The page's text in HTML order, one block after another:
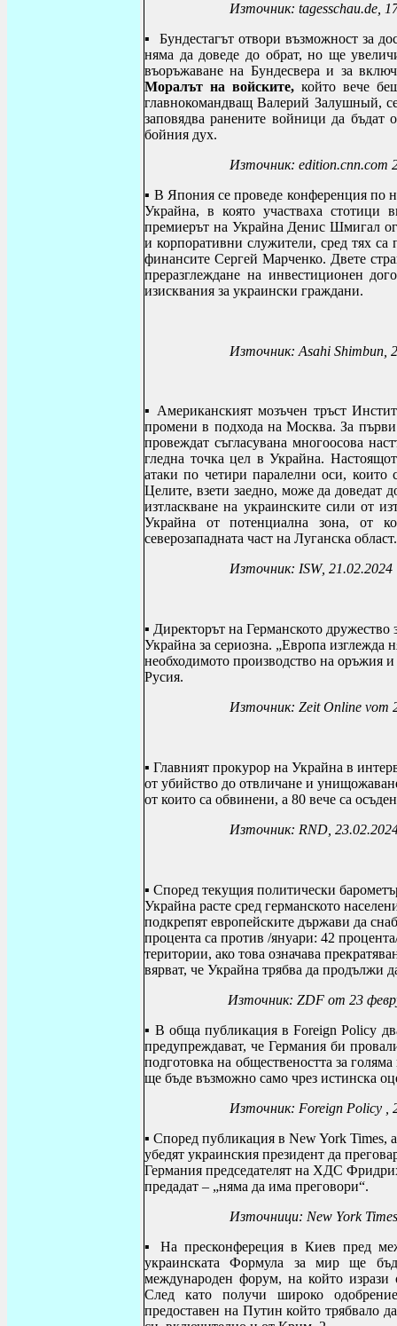
Източник: tagesschau.de ,
▪ Бундестагът отвори възможност за
няма да доведе до обрат, но ще
въоръжаване на Бундесвера и за
Моралът на войските,който вече
главнокомандващ Валерий Залушный,
заповядва ранените войници да бъдат
бойния дух.
Източник: edition.cnn.com
▪ В Япония се проведе конференция по
Украйна, в която участваха стотици
премиерът на Украйна Денис Шмигал
и корпоративни служители, сред тях
финансите Сергей Марченко. Двете
преразглеждане на инвестиционен
изисквания за украински граждани.
Източник: Asahi Shimbun ,
▪ Американският мозъчен тръст
промени в подхода на Москва. За
провеждат съгласувана многоосова
гледна точка цел в Украйна.
атаки по четири паралелни оси, които
Целите, взети заедно, може да доведат
изтласкване на украинските сили от
Украйна от потенциална зона, от
северозападната част на Луганска област.
Източник: ISW, 21.02.2024
▪ Директорът на Германското
Украйна за сериозна. „Европа изглежда
необходимото производство на оръжия
Русия.
Източник: Zeit Online vom
▪ Главният прокурор на Украйна в
от убийство до отвличане и
от които са обвинени, а 80 вече са
Източник: RND ,
▪ Според текущия политически
Украйна расте сред германското
подкрепят европейските държави да
процента са против /януари: 42
територии, ако това означава
вярват, че Украйна трябва да продължи
Източник: ZDF от 23
▪ В обща публикация вForeign Policy
предупреждават, че Германия би
подготовка на обществеността за
ще бъде възможно само чрез истинска
Източник: Foreign Policy ,
▪ Според публикация в New York Times,
убедят украинския президент да
Германия председателят на ХДС
предадат – „няма да има преговори“.
Източници: New York
▪ На пресконфереция в Киев пред
украинската Формула за мир ще
международен форум, на който изрази
След като получи широко
предоставен на Путин който трябвало